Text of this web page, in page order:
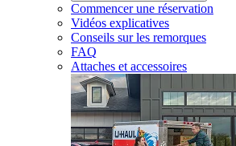
Commencer une réservation
Vidéos explicatives
Conseils sur les remorques
FAQ
Attaches et accessoires